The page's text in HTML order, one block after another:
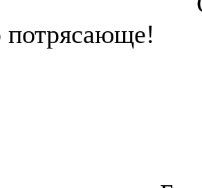
потрясающе!